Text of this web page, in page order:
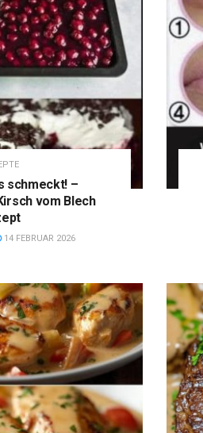
schmeckt! –
vom Blech
14 FEBRUAR 2026